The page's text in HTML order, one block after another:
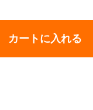
カートに入れる